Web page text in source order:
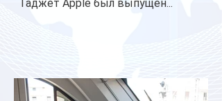
Гаджет Apple был выпущен...